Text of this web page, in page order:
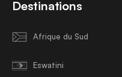
Destinations
Afrique du Sud
Eswatini